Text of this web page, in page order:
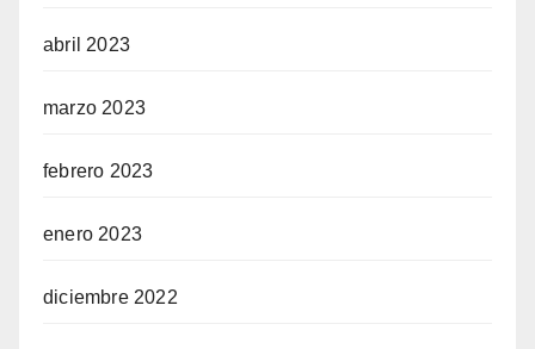
abril 2023
marzo 2023
febrero 2023
enero 2023
diciembre 2022